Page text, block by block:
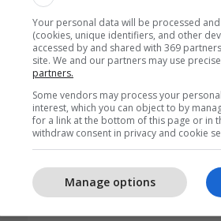
komplet si Kim
paraqitjen e fundit
fustan të zi, nga brendi i saj,
makijazh të rëndë.
Your personal data will be processed
(cookies, unique identifiers, and other
accessed by and shared with 369
site. We and our partners may use
partners.
Some vendors may process your
interest, which you can object to by
for a link at the bottom of this page or in
withdraw consent in privacy and cookie
Manage options